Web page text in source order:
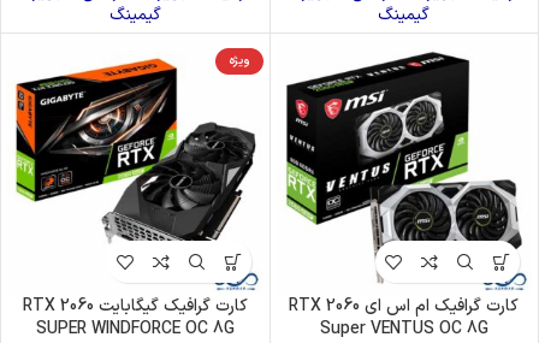
گیمینگ
گیمینگ
کارت گرافیک ام اس ای RTX 2060
Super VENTUS OC 8G
ویژه
کارت گرافیک گيگابايت RTX 2060
SUPER WINDFORCE OC 8G